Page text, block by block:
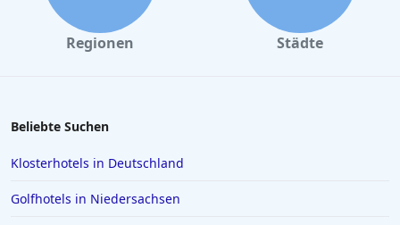
Regionen Städte
Beliebte Suchen
Klosterhotels in Deutschland
Golfhotels in Niedersachsen